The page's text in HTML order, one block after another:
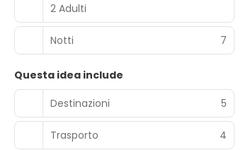
2 Adulti
Notti 7
Questa idea include
Destinazioni
5
Trasporto 4